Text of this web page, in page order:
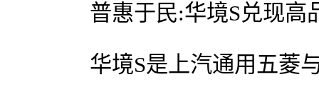
普惠于民:华境S兑现高
华境S是上汽通用五菱